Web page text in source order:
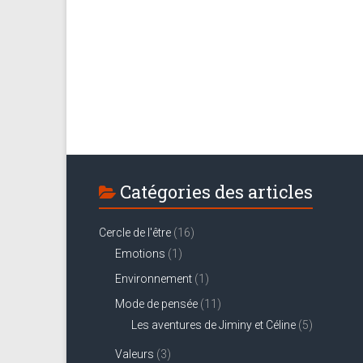
Catégories des articles
Cercle de l'être (16)
Emotions (1)
Environnement (1)
Mode de pensée (11)
Les aventures de Jiminy et Céline (5)
Valeurs (3)